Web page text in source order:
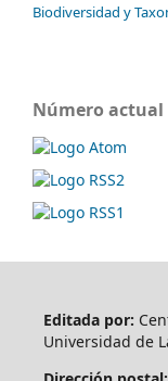
Biodiversidad y
Número actual
Editada por:
Universidad de